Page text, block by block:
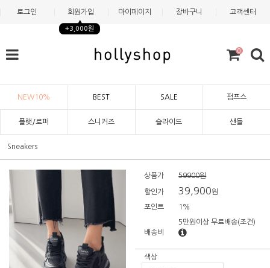
로그인 회원가입
+3,000원
마이페이지 장바구니 고객센터
0
NEW10% BEST SALE 펌프스
플랫/로퍼 스니커즈 슬라이드 샌들
Sneakers
상품가 59900원
할인가 39,900원
포인트 1%
배송비
5만원이상 무료배송(조건)
색상